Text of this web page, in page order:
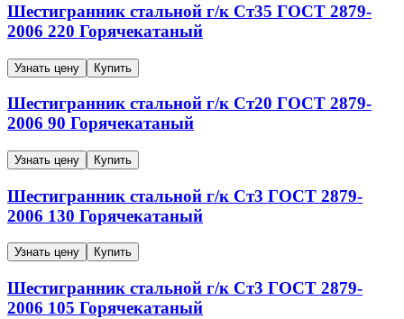
Шестигранник стальной г/к Ст35 ГОСТ 2879-
2006 220 Горячекатаный
Узнать цену Купить
Шестигранник стальной г/к Ст20 ГОСТ 2879-
2006 90 Горячекатаный
Узнать цену Купить
Шестигранник стальной г/к Ст3 ГОСТ 2879-
2006 130 Горячекатаный
Узнать цену Купить
Шестигранник стальной г/к Ст3 ГОСТ 2879-
2006 105 Горячекатаный